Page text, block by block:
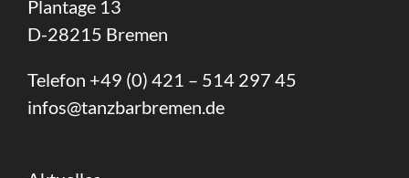
Plantage 13
D-28215 Bremen
Telefon +49 (0) 421 – 514 297 45
infos@tanzbarbremen.de